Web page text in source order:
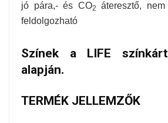
jó pára,- és CO2
áteresztő,
feldolgozható
Színek a LIFE
alapján.
TERMÉK JELLEMZŐK